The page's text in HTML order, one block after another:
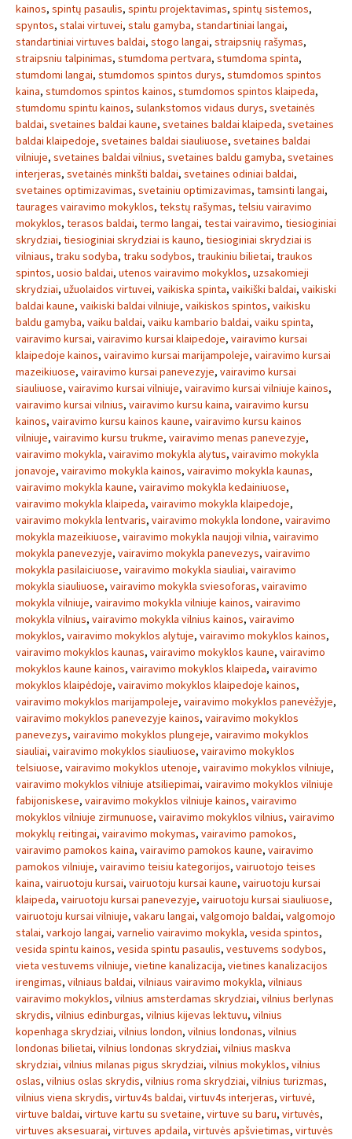
kainos, spintų pasaulis, spintu projektavimas, spintų sistemos,
spyntos, stalai virtuvei, stalu gamyba, standartiniai langai,
standartiniai virtuves baldai, stogo langai, straipsnių rašymas,
straipsniu talpinimas, stumdoma pertvara, stumdoma spinta,
stumdomi langai, stumdomos spintos durys, stumdomos spintos
kaina, stumdomos spintos kainos, stumdomos spintos klaipeda,
stumdomu spintu kainos, sulankstomos vidaus durys, svetainės
baldai, svetaines baldai kaune, svetaines baldai klaipeda, svetaines
baldai klaipedoje, svetaines baldai siauliuose, svetaines baldai
vilniuje, svetaines baldai vilnius, svetaines baldu gamyba, svetaines
interjeras, svetainės minkšti baldai, svetaines odiniai baldai,
svetaines optimizavimas, svetainiu optimizavimas, tamsinti langai,
taurages vairavimo mokyklos, tekstų rašymas, telsiu vairavimo
mokyklos, terasos baldai, termo langai, testai vairavimo, tiesioginiai
skrydziai, tiesioginiai skrydziai is kauno, tiesioginiai skrydziai is
vilniaus, traku sodyba, traku sodybos, traukiniu bilietai, traukos
spintos, uosio baldai, utenos vairavimo mokyklos, uzsakomieji
skrydziai, užuolaidos virtuvei, vaikiska spinta, vaikiški baldai, vaikiski
baldai kaune, vaikiski baldai vilniuje, vaikiskos spintos, vaikisku
baldu gamyba, vaiku baldai, vaiku kambario baldai, vaiku spinta,
vairavimo kursai, vairavimo kursai klaipedoje, vairavimo kursai
klaipedoje kainos, vairavimo kursai marijampoleje, vairavimo kursai
mazeikiuose, vairavimo kursai panevezyje, vairavimo kursai
siauliuose, vairavimo kursai vilniuje, vairavimo kursai vilniuje kainos,
vairavimo kursai vilnius, vairavimo kursu kaina, vairavimo kursu
kainos, vairavimo kursu kainos kaune, vairavimo kursu kainos
vilniuje, vairavimo kursu trukme, vairavimo menas panevezyje,
vairavimo mokykla, vairavimo mokykla alytus, vairavimo mokykla
jonavoje, vairavimo mokykla kainos, vairavimo mokykla kaunas,
vairavimo mokykla kaune, vairavimo mokykla kedainiuose,
vairavimo mokykla klaipeda, vairavimo mokykla klaipedoje,
vairavimo mokykla lentvaris, vairavimo mokykla londone, vairavimo
mokykla mazeikiuose, vairavimo mokykla naujoji vilnia, vairavimo
mokykla panevezyje, vairavimo mokykla panevezys, vairavimo
mokykla pasilaiciuose, vairavimo mokykla siauliai, vairavimo
mokykla siauliuose, vairavimo mokykla sviesoforas, vairavimo
mokykla vilniuje, vairavimo mokykla vilniuje kainos, vairavimo
mokykla vilnius, vairavimo mokykla vilnius kainos, vairavimo
mokyklos, vairavimo mokyklos alytuje, vairavimo mokyklos kainos,
vairavimo mokyklos kaunas, vairavimo mokyklos kaune, vairavimo
mokyklos kaune kainos, vairavimo mokyklos klaipeda, vairavimo
mokyklos klaipėdoje, vairavimo mokyklos klaipedoje kainos,
vairavimo mokyklos marijampoleje, vairavimo mokyklos panevėžyje,
vairavimo mokyklos panevezyje kainos, vairavimo mokyklos
panevezys, vairavimo mokyklos plungeje, vairavimo mokyklos
siauliai, vairavimo mokyklos siauliuose, vairavimo mokyklos
telsiuose, vairavimo mokyklos utenoje, vairavimo mokyklos vilniuje,
vairavimo mokyklos vilniuje atsiliepimai, vairavimo mokyklos vilniuje
fabijoniskese, vairavimo mokyklos vilniuje kainos, vairavimo
mokyklos vilniuje zirmunuose, vairavimo mokyklos vilnius, vairavimo
mokyklų reitingai, vairavimo mokymas, vairavimo pamokos,
vairavimo pamokos kaina, vairavimo pamokos kaune, vairavimo
pamokos vilniuje, vairavimo teisiu kategorijos, vairuotojo teises
kaina, vairuotoju kursai, vairuotoju kursai kaune, vairuotoju kursai
klaipeda, vairuotoju kursai panevezyje, vairuotoju kursai siauliuose,
vairuotoju kursai vilniuje, vakaru langai, valgomojo baldai, valgomojo
stalai, varkojo langai, varnelio vairavimo mokykla, vesida spintos,
vesida spintu kainos, vesida spintu pasaulis, vestuvems sodybos,
vieta vestuvems vilniuje, vietine kanalizacija, vietines kanalizacijos
irengimas, vilniaus baldai, vilniaus vairavimo mokykla, vilniaus
vairavimo mokyklos, vilnius amsterdamas skrydziai, vilnius berlynas
skrydis, vilnius edinburgas, vilnius kijevas lektuvu, vilnius
kopenhaga skrydziai, vilnius london, vilnius londonas, vilnius
londonas bilietai, vilnius londonas skrydziai, vilnius maskva
skrydziai, vilnius milanas pigus skrydziai, vilnius mokyklos, vilnius
oslas, vilnius oslas skrydis, vilnius roma skrydziai, vilnius turizmas,
vilnius viena skrydis, virtuv4s baldai, virtuv4s interjeras, virtuvė,
virtuve baldai, virtuve kartu su svetaine, virtuve su baru, virtuvės,
virtuves aksesuarai, virtuves apdaila, virtuvės apšvietimas, virtuvės